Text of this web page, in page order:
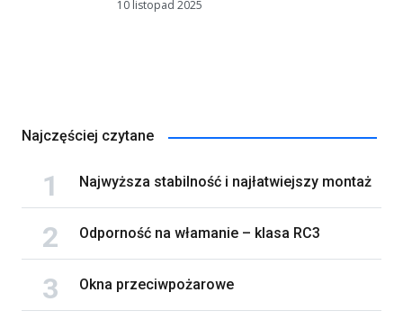
10 listopad 2025
Najczęściej czytane
Najwyższa stabilność i najłatwiejszy montaż
Odporność na włamanie – klasa RC3
Okna przeciwpożarowe